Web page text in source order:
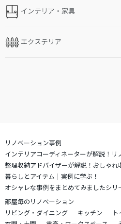
インテリア・家具
エクステリア
リノベーション事例
インテリアコーディネーターが解説！リ
整理収納アドバイザーが解説！おしゃれ
暮らしとアイテム｜実例に学ぶ！
オシャレな事例をまとめてみましたシリ
部屋毎のリノベーション
リビング・ダイニング
キッチン